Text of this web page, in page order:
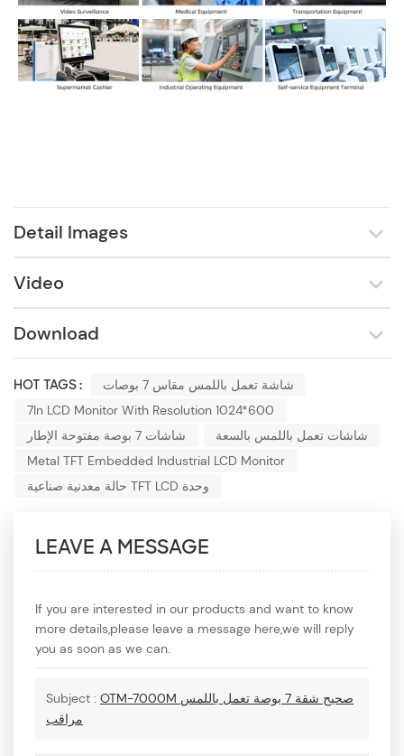
Detail Images
Video
Download
HOT TAGS :
شاشة تعمل باللمس مقاس 7 بوصات
7In LCD Monitor With Resolution 1024*600
شاشات 7 بوصة مفتوحة الإطار
شاشات تعمل باللمس بالسعة
Metal TFT Embedded Industrial LCD Monitor
حالة معدنية صناعية TFT LCD وحدة
LEAVE A MESSAGE
If you are interested in our products and want to know
more details,please leave a message here,we will reply
you as soon as we can.
Subject : OTM-7000M صحيح شقة 7 بوصة تعمل باللمس
مراقب